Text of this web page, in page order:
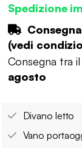
Spedizione
(vedi
Consegna tra il
agosto
Divano letto
Vano